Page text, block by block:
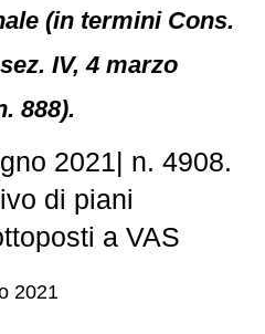
(in termini Cons.
IV, 4 marzo
888).
2021| n. 4908.
di piani
a VAS
2021